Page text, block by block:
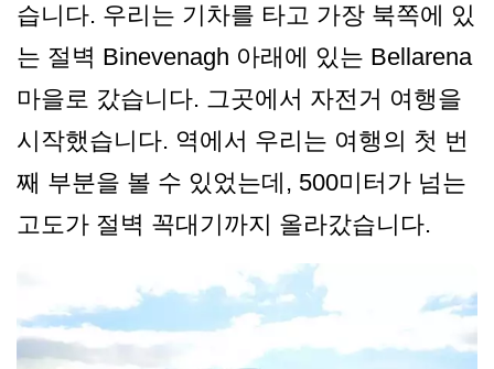
습니다. 우리는 기차를 타고 가장 북쪽에 있
는 절벽 Binevenagh 아래에 있는 Bellarena
마을로 갔습니다. 그곳에서 자전거 여행을
시작했습니다. 역에서 우리는 여행의 첫 번
째 부분을 볼 수 있었는데, 500미터가 넘는
고도가 절벽 꼭대기까지 올라갔습니다.